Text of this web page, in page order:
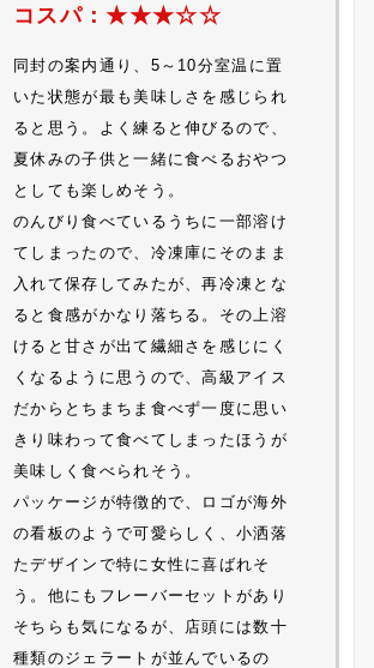
コスパ：★★★☆☆
同封の案内通り、5～10分室温に置
いた状態が最も美味しさを感じられ
ると思う。よく練ると伸びるので、
夏休みの子供と一緒に食べるおやつ
としても楽しめそう。
のんびり食べているうちに一部溶け
てしまったので、冷凍庫にそのまま
入れて保存してみたが、再冷凍とな
ると食感がかなり落ちる。その上溶
けると甘さが出て繊細さを感じにく
くなるように思うので、高級アイス
だからとちまちま食べず一度に思い
きり味わって食べてしまったほうが
美味しく食べられそう。
パッケージが特徴的で、ロゴが海外
の看板のようで可愛らしく、小洒落
たデザインで特に女性に喜ばれそ
う。他にもフレーバーセットがあり
そちらも気になるが、店頭には数十
種類のジェラートが並んでいるの